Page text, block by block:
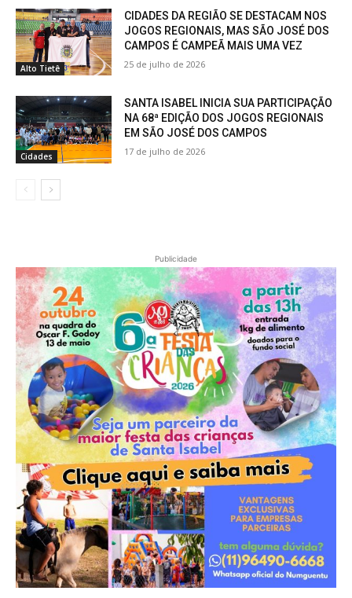
Alto Tietê
CIDADES DA REGIÃO SE DESTACAM NOS
JOGOS REGIONAIS, MAS SÃO JOSÉ DOS
CAMPOS É CAMPEÃ MAIS UMA VEZ
25 de julho de 2026
Cidades
SANTA ISABEL INICIA SUA PARTICIPAÇÃO
NA 68ª EDIÇÃO DOS JOGOS REGIONAIS
EM SÃO JOSÉ DOS CAMPOS
17 de julho de 2026
Publicidade